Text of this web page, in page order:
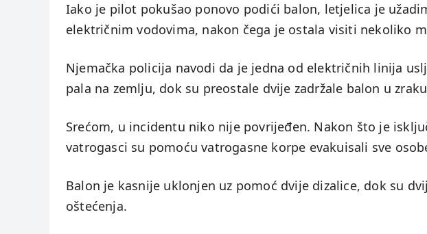
Iako je pilot pokušao ponovo podići balon, letjelica je
električnim vodovima, nakon čega je ostala visiti nekoliko
Njemačka policija navodi da je jedna od električnih linija
pala na zemlju, dok su preostale dvije zadržale balon u
Srećom, u incidentu niko nije povrijeđen. Nakon što je
vatrogasci su pomoću vatrogasne korpe evakuisali sve
Balon je kasnije uklonjen uz pomoć dvije dizalice, dok su
oštećenja.